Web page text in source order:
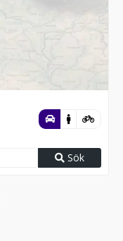
Sök